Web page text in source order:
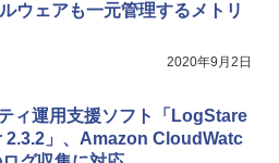
ウェアも一元管理するメトリ
2020年9月2日
ィ運用支援ソフト「LogStare
」、Amazon CloudWatc